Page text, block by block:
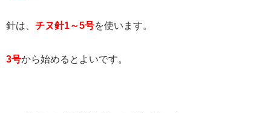
針は、 チヌ針1～5号を使います。
3号から始めるとよいです。